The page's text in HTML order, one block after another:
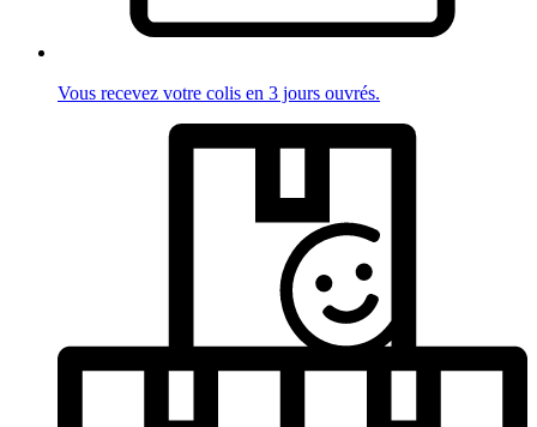
Vous recevez votre colis en 3 jours ouvrés.